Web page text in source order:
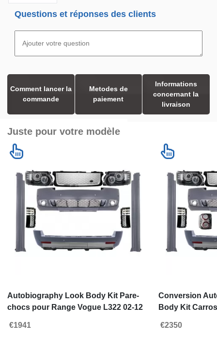
Questions et réponses des clients
Comment lancer la
commande
Metodes de
paiement
Informations
concernant la
livraison
Juste pour votre modèle
Autobiography Look Body Kit Pare-
chocs pour Range Vogue L322 02-12
€1941
Conversion
Body Kit
€2350